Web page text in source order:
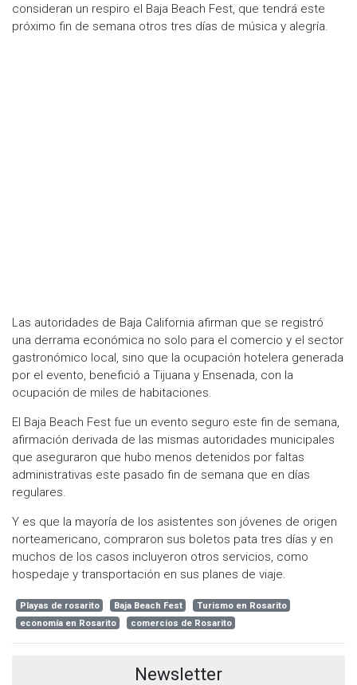
consideran un respiro el Baja Beach Fest, que tendrá este
próximo fin de semana otros tres días de música y alegría.
Las autoridades de Baja California afirman que se registró
una derrama económica no solo para el comercio y el sector
gastronómico local, sino que la ocupación hotelera generada
por el evento, benefició a Tijuana y Ensenada, con la
ocupación de miles de habitaciones.
El Baja Beach Fest fue un evento seguro este fin de semana,
afirmación derivada de las mismas autoridades municipales
que aseguraron que hubo menos detenidos por faltas
administrativas este pasado fin de semana que en días
regulares.
Y es que la mayoría de los asistentes son jóvenes de origen
norteamericano, compraron sus boletos pata tres días y en
muchos de los casos incluyeron otros servicios, como
hospedaje y transportación en sus planes de viaje.
Playas de rosarito Baja Beach Fest
Turismo en Rosarito
economía en Rosarito
comercios de Rosarito
Newsletter